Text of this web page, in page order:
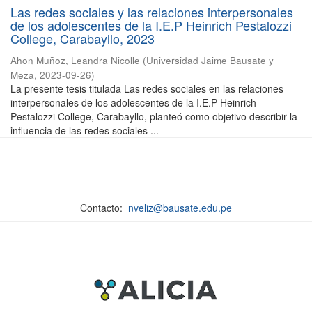
Las redes sociales y las relaciones interpersonales
de los adolescentes de la I.E.P Heinrich Pestalozzi
College, Carabayllo, 2023
Ahon Muñoz, Leandra Nicolle (Universidad Jaime Bausate y
Meza, 2023-09-26)
La presente tesis titulada Las redes sociales en las relaciones
interpersonales de los adolescentes de la I.E.P Heinrich
Pestalozzi College, Carabayllo, planteó como objetivo describir la
influencia de las redes sociales ...
Contacto: nveliz@bausate.edu.pe